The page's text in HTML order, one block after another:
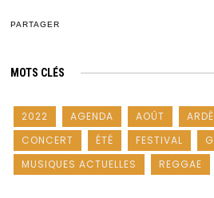
PARTAGER
MOTS CLÉS
2022 AGENDA AOÛT
CONCERT
ÉTÉ FESTIVAL
MUSIQUES ACTUELLES
REGGAE